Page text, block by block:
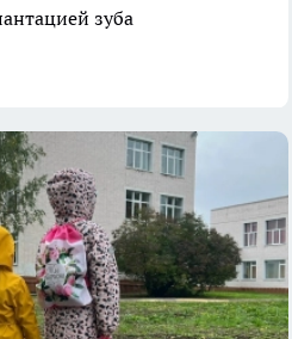
зуба